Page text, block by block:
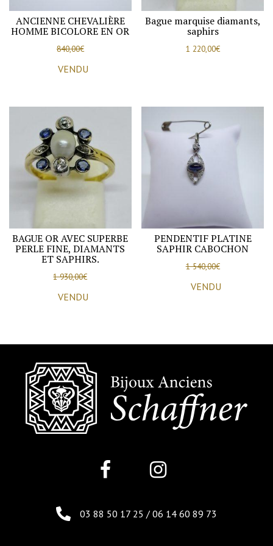
ANCIENNE CHEVALIÈRE
HOMME BICOLORE EN OR
840,00€
VENDU
Bague marquise diamants,
saphirs
1 220,00€
BAGUE OR AVEC SUPERBE
PERLE FINE, DIAMANTS
ET SAPHIRS.
1 930,00€
VENDU
PENDENTIF PLATINE
SAPHIR CABOCHON
1 540,00€
VENDU
03 88 50 17 25 / 06 14 60 89 73